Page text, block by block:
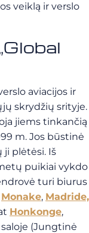
veiklą ir verslo
aviacijos ir
skrydžių srityje.
jiems tinkančią
m. Jos būstinė
plėtėsi. Iš
puikiai vykdo
turi biurus
Monake, Madride,
Honkonge,
(Jungtinė